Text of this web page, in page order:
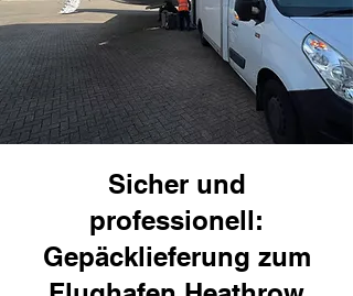
Sicher und
professionell:
Gepäcklieferung zum